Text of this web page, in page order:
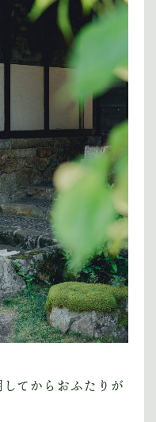
てからおふたりが